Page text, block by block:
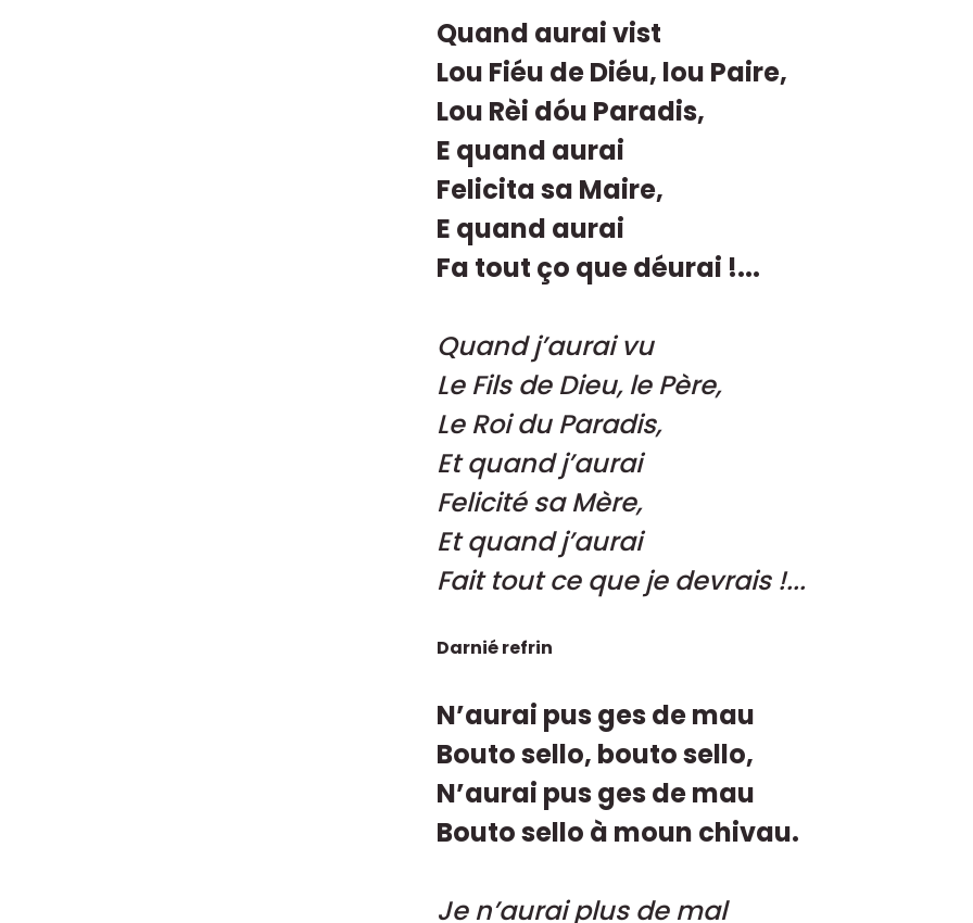
Quand aurai vist
Lou Fiéu de Diéu, lou Paire,
Lou Rèi dóu Paradis,
E quand aurai
Felicita sa Maire,
E quand aurai
Fa tout ço que déurai !...
Quand j’aurai vu
Le Fils de Dieu, le Père,
Le Roi du Paradis,
Et quand j’aurai
Felicité sa Mère,
Et quand j’aurai
Fait tout ce que je devrais !...
Darnié refrin
N’aurai pus ges de mau
Bouto sello, bouto sello,
N’aurai pus ges de mau
Bouto sello à moun chivau.
Je n’aurai plus de mal